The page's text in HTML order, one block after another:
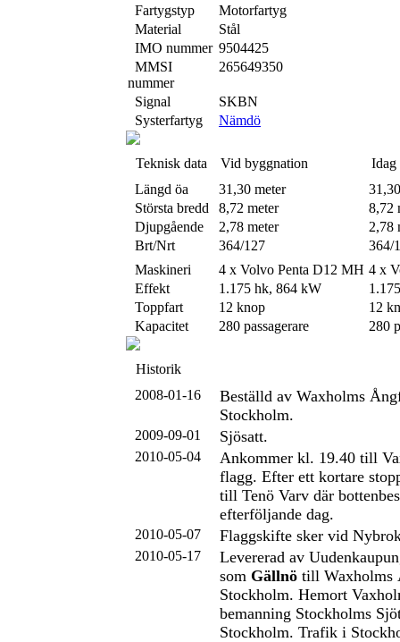
Fartygstyp
Motorfartyg
Material
Stål
IMO nummer 9504425
MMSI
nummer
265649350
Signal
SKBN
Systerfartyg
Nämdö
Teknisk data Vid byggnation
Idag
Längd öa
31,30 meter
Största bredd
8,72 meter
8,72
Djupgående
2,78 meter
2,78
Brt/Nrt
364/127
364/
Maskineri
4 x Volvo Penta D12 MH 4 x
Effekt
1.175 hk, 864 kW
Toppfart
12 knop
12
Kapacitet
280 passagerare 280
Historik
2008-01-16
Beställd av Waxholms
Stockholm.
2009-09-01 Sjösatt.
2010-05-04
Ankommer kl. 19.40 till
flagg. Efter ett kortare
till Tenö Varv där
efterföljande dag.
2010-05-07 Flaggskifte sker vid
2010-05-17
Levererad av
som Gällnö till Waxholms
Stockholm. Hemort
bemanning Stockholms
Stockholm. Trafik i